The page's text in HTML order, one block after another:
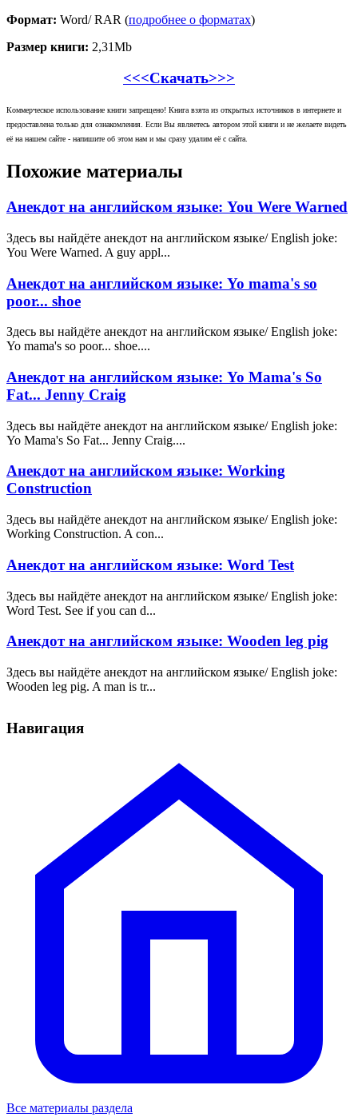
Формат: Word/ RAR (подробнее о форматах)
Размер книги: 2,31Mb
<<<Скачать>>>
Коммерческое использование книги запрещено! Книга взята из открытых источников в интернете и
предоставлена только для ознакомления. Если Вы являетесь автором этой книги и не желаете видеть
её на нашем сайте - напишите об этом нам и мы сразу удалим её с сайта.
Похожие материалы
Анекдот на английском языке: You Were Warned
Здесь вы найдёте анекдот на английском языке/ English joke:
You Were Warned. A guy appl...
Анекдот на английском языке: Yo mama's so
poor... shoe
Здесь вы найдёте анекдот на английском языке/ English joke:
Yo mama's so poor... shoe....
Анекдот на английском языке: Yo Mama's So
Fat... Jenny Craig
Здесь вы найдёте анекдот на английском языке/ English joke:
Yo Mama's So Fat... Jenny Craig....
Анекдот на английском языке: Working
Construction
Здесь вы найдёте анекдот на английском языке/ English joke:
Working Construction. A con...
Анекдот на английском языке: Word Test
Здесь вы найдёте анекдот на английском языке/ English joke:
Word Test. See if you can d...
Анекдот на английском языке: Wooden leg pig
Здесь вы найдёте анекдот на английском языке/ English joke:
Wooden leg pig. A man is tr...
Навигация
Все материалы раздела